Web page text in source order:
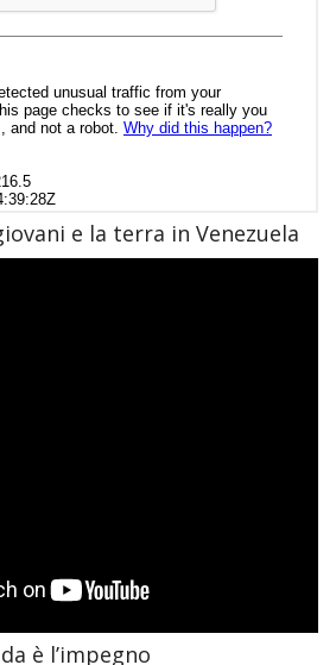
e la terra in Venezuela
è l’impegno